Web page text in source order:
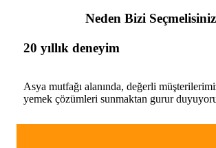
Neden Bizi
20 yıllık deneyim
Asya mutfağı alanında, değerli
yemek çözümleri sunmaktan gurur